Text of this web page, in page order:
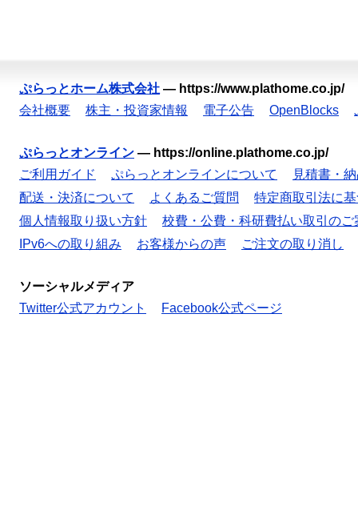
ぷらっとホーム株式会社 — https://www.plathome.co.jp/
会社概要
株主・投資家情報 電子公告 OpenBlocks
ぷらっとオンライン — https://online.plathome.co.jp/
ご利用ガイド
ぷらっとオンラインについて
見積書・
配送・決済について
よくあるご質問
特定商取引法に
個人情報取り扱い方針
校費・公費・科研費払い取引のご
IPv6への取り組み
お客様からの声 ご注文の取り消し
ソーシャルメディア
Twitter公式アカウント
Facebook公式ページ